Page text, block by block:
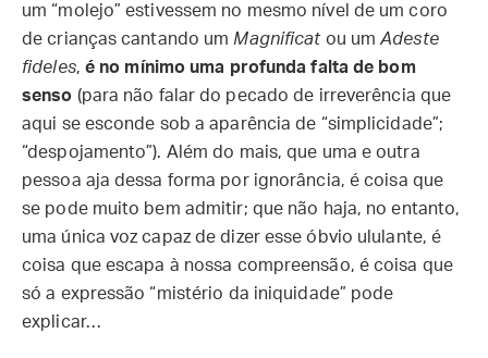
um “molejo” estivessem no mesmo nível de um coro
de crianças cantando um Magnificatou umAdeste
fideles, é no mínimo uma profunda falta de bom
senso (para não falar do pecado de irreverência que
aqui se esconde sob a aparência de “simplicidade”;
“despojamento”). Além do mais, que uma e outra
pessoa aja dessa forma por ignorância, é coisa que
se pode muito bem admitir; que não haja, no entanto,
uma única voz capaz de dizer esse óbvio ululante, é
coisa que escapa à nossa compreensão, é coisa que
só a expressão “mistério da iniquidade” pode
explicar…